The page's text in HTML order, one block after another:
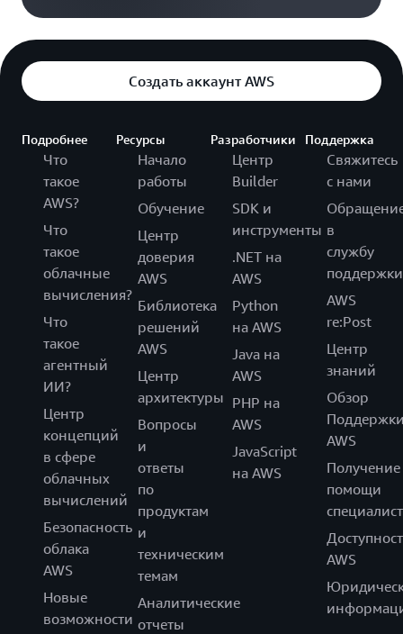
Создать аккаунт AWS
Подробнее
Что
такое
AWS?
Что
такое
облачные
вычисления?
Что
такое
агентный
ИИ?
Центр
концепций
в сфере
облачных
вычислений
Безопасность
облака
AWS
Новые
возможности
Ресурсы
Начало
работы
Обучение
Центр
доверия
AWS
Библиотека
решений
AWS
Центр
архитектуры
Вопросы
и
ответы
по
продуктам
и
техническим
темам
Аналитические
отчеты
Разработчики
Центр
Builder
SDK и
инструменты
.NET на
AWS
Python
на AWS
Java на
AWS
PHP на
AWS
JavaScript
на AWS
Поддержка
Свяжитесь
с нами
в
службу
поддержки
AWS
re:Post
Центр
знаний
Обзор
AWS
Получение
помощи
AWS